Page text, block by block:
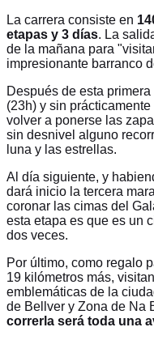
La carrera consiste en
etapas y 3 días. La
de la mañana para
impresionante barranco
Después de esta
(23h) y sin
volver a ponerse las
sin desnivel alguno
luna y las estrellas.
Al día siguiente, y
dará inicio la tercera
coronar las cimas del
esta etapa es que es un
dos veces.
Por último, como regalo
19 kilómetros más,
emblemáticas de la
de Bellver y Zona de Na
correrla será toda una